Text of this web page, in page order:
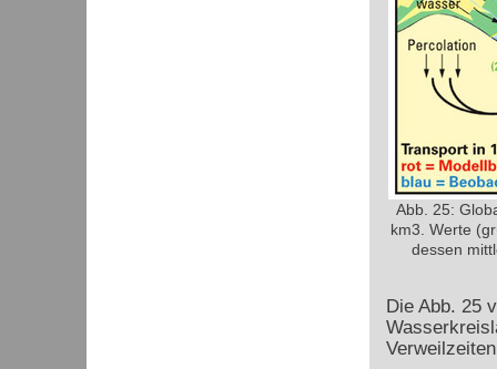
Abb. 25:
km3. Werte
dessen
Die Abb. 25